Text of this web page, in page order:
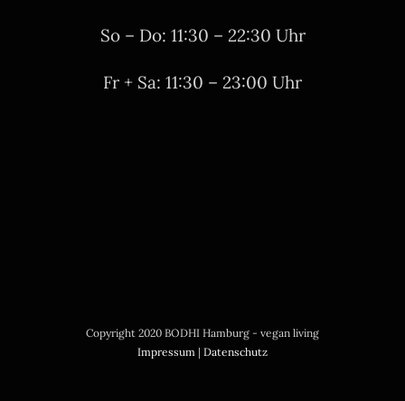
So – Do: 11:30 – 22:30 Uhr
Fr + Sa: 11:30 – 23:00 Uhr
Copyright 2020 BODHI Hamburg - vegan living
Impressum | Datenschutz